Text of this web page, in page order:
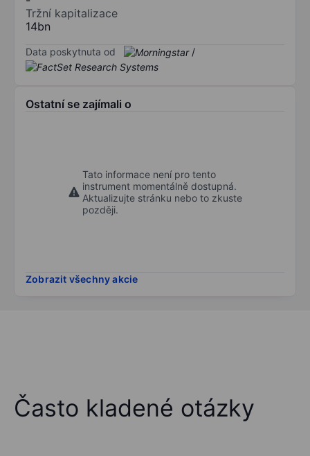
Tržní kapitalizace
14bn
Data poskytnuta od /
Ostatní se zajímali o
Tato informace není pro tento
instrument momentálně dostupná.
Aktualizujte stránku nebo to zkuste
později.
Zobrazit všechny akcie
Často kladené otázky